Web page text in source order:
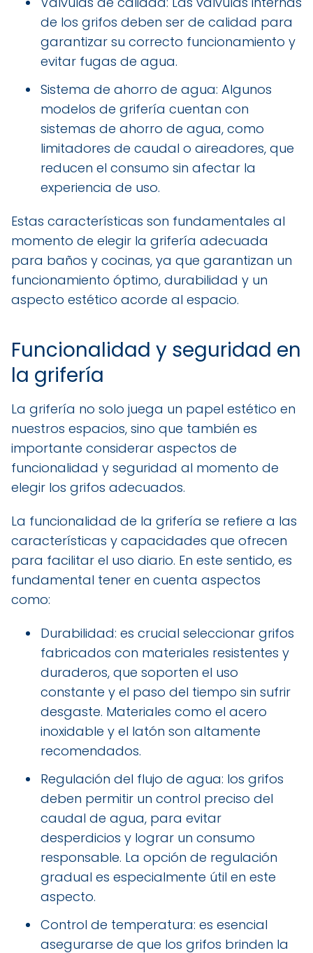
de los grifos deben ser de calidad para
garantizar su correcto funcionamiento y
evitar fugas de agua.
Sistema de ahorro de agua: Algunos
modelos de grifería cuentan con
sistemas de ahorro de agua, como
limitadores de caudal o aireadores, que
reducen el consumo sin afectar la
experiencia de uso.
Estas características son fundamentales al
momento de elegir la grifería adecuada
para baños y cocinas, ya que garantizan un
funcionamiento óptimo, durabilidad y un
aspecto estético acorde al espacio.
Funcionalidad y seguridad en
la grifería
La grifería no solo juega un papel estético en
nuestros espacios, sino que también es
importante considerar aspectos de
funcionalidad y seguridad al momento de
elegir los grifos adecuados.
La funcionalidad de la grifería se refiere a las
características y capacidades que ofrecen
para facilitar el uso diario. En este sentido, es
fundamental tener en cuenta aspectos
como:
Durabilidad: es crucial seleccionar grifos
fabricados con materiales resistentes y
duraderos, que soporten el uso
constante y el paso del tiempo sin sufrir
desgaste. Materiales como el acero
inoxidable y el latón son altamente
recomendados.
Regulación del flujo de agua: los grifos
deben permitir un control preciso del
caudal de agua, para evitar
desperdicios y lograr un consumo
responsable. La opción de regulación
gradual es especialmente útil en este
aspecto.
Control de temperatura: es esencial
asegurarse de que los grifos brinden la